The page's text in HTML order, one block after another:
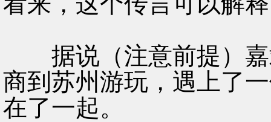
据说（注意前提）嘉
商到苏州游玩，遇上了
在了一起。